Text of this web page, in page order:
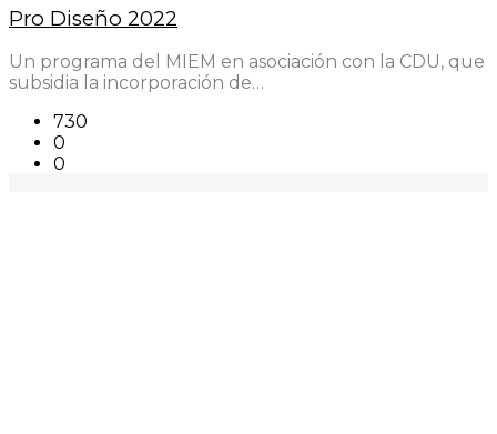
Pro Diseño 2022
Un programa del MIEM en asociación con la CDU, que
subsidia la incorporación de…
730
0
0